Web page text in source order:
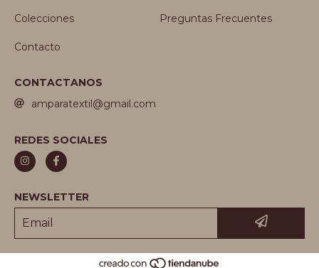
Colecciones Preguntas Frecuentes
Contacto
CONTACTANOS
amparatextil@gmail.com
REDES SOCIALES
NEWSLETTER